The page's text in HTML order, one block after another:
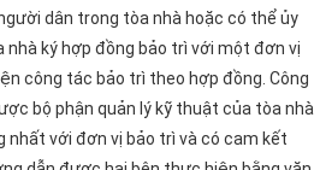
dân trong tòa nhà hoặc có thể ủy
nhà ký hợp đồng bảo trì với một đơn vị
công tác bảo trì theo hợp đồng. Công
bộ phận quản lý kỹ thuật của tòa nhà
với đơn vị bảo trì và có cam kết